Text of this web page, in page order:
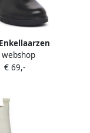
webshop
€ 69,-